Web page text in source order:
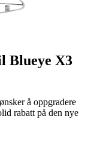
Blueye X3
å oppgradere
rabatt på den nye